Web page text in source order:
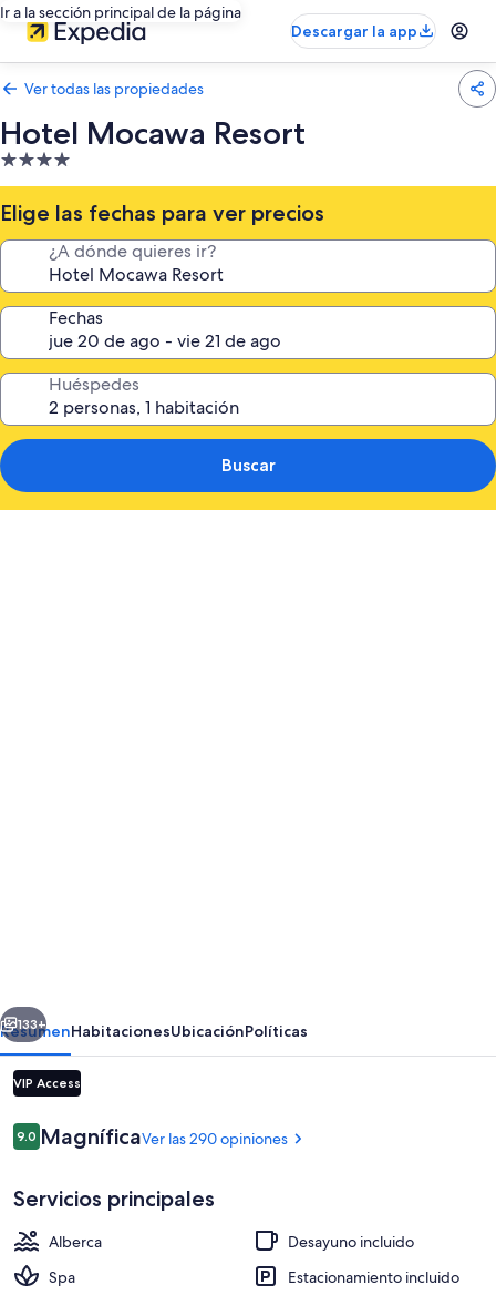
Ir a la sección principal de la página
Descargar la app
Ver todas las propiedades
Hotel Mocawa Resort
Propiedad
de
4.0
estrellas
Elige las fechas para ver precios
¿A dónde quieres ir?
Fechas
Huéspedes
Buscar
2 albercas al aire libre y camastros
Siguiente
133+
ResumenHabitacionesUbicaciónPolíticas
VIP Access
Opiniones
9.09.0 de 10,
MagníficaVer las 290 opiniones
Servicios principales
Alberca
Desayuno incluido
Spa
Estacionamiento incluido